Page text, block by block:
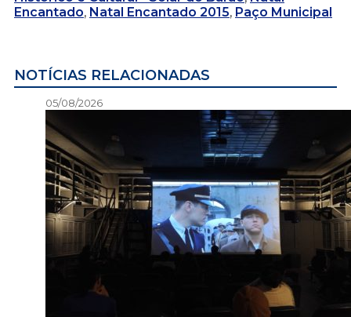
Encantado, Natal Encantado 2015, Paço Municipal
NOTÍCIAS RELACIONADAS
05/08/2026